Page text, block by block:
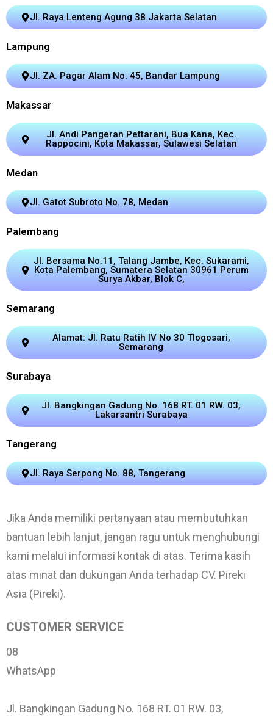
Jl. Raya Lenteng Agung 38 Jakarta Selatan
Lampung
Jl. ZA. Pagar Alam No. 45, Bandar Lampung
Makassar
Jl. Andi Pangeran Pettarani, Bua Kana, Kec.
Rappocini, Kota Makassar, Sulawesi Selatan
Medan
Jl. Gatot Subroto No. 78, Medan
Palembang
Jl. Bersama No.11, Talang Jambe, Kec. Sukarami,
Kota Palembang, Sumatera Selatan 30961 Perum
Surya Akbar, Blok C,
Semarang
Alamat: Jl. Ratu Ratih IV No 30 Tlogosari,
Semarang
Surabaya
Jl. Bangkingan Gadung No. 168 RT. 01 RW. 03,
Lakarsantri Surabaya
Tangerang
Jl. Raya Serpong No. 88, Tangerang
Jika Anda memiliki pertanyaan atau membutuhkan
bantuan lebih lanjut, jangan ragu untuk menghubungi
kami melalui informasi kontak di atas. Terima kasih
atas minat dan dukungan Anda terhadap CV. Pireki
Asia (Pireki).
CUSTOMER SERVICE
08
WhatsApp
Jl. Bangkingan Gadung No. 168 RT. 01 RW. 03,